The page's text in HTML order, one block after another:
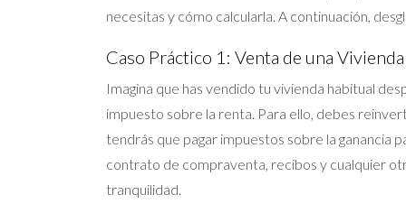
necesitas y cómo calcularla. A continuación,
Caso Práctico 1: Venta de una
Imagina que has vendido tu vivienda habitual
impuesto sobre la renta. Para ello, debes
tendrás que pagar impuestos sobre la ganancia
contrato de compraventa, recibos y cualquier
tranquilidad.